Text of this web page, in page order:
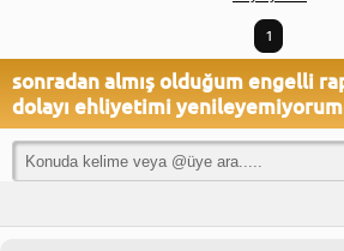
1
sonradan almış olduğum engelli
dolayı ehliyetimi